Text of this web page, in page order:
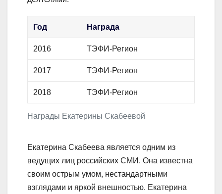
Награды Екатерины Скабеевой
Год Награда
2016 ТЭФИ-Регион
2017 ТЭФИ-Регион
2018 ТЭФИ-Регион
Екатерина Скабеева является одним из
ведущих лиц российских СМИ. Она известна
своим острым умом, нестандартными
взглядами и яркой внешностью. Екатерина